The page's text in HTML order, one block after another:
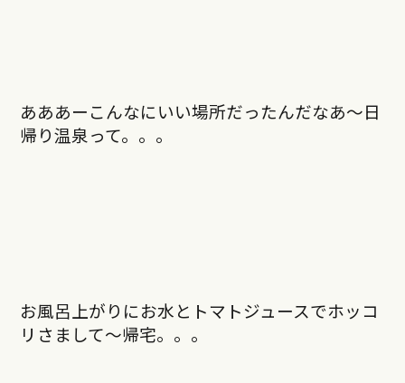
あああーこんなにいい場所だったんだなあ〜日
帰り温泉って。。。
お風呂上がりにお水とトマトジュースでホッコ
リさまして〜帰宅。。。